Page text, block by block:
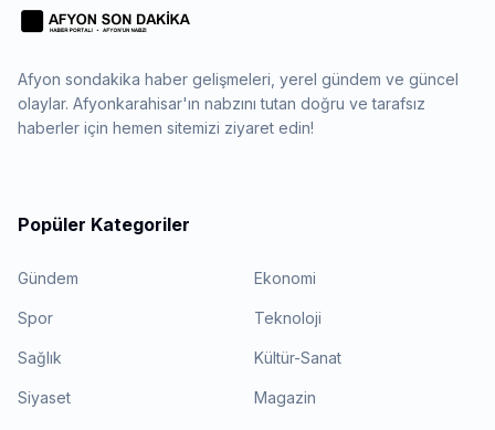
Afyon sondakika haber gelişmeleri, yerel gündem ve güncel
olaylar. Afyonkarahisar'ın nabzını tutan doğru ve tarafsız
haberler için hemen sitemizi ziyaret edin!
Popüler Kategoriler
Gündem Ekonomi
Spor Teknoloji
Sağlık Kültür-Sanat
Siyaset Magazin